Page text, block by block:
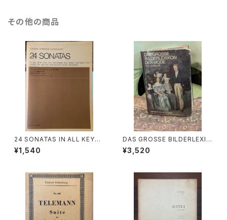
古楽以外
その他の商品
24 SONATAS IN ALL KEYS
FOR ALTO RECORDER AND
BASS CONTINUO VOL.2 ED
ヨーハン・クリスティアン・シック
ハルト】出版社：全音楽譜出版
社 1978年
¥1,540
DAS GROSSE BILDERLEXIK
ON DER MODE【著者：Ludmil
a Kybalová, Olga Herbeno
¥3,520